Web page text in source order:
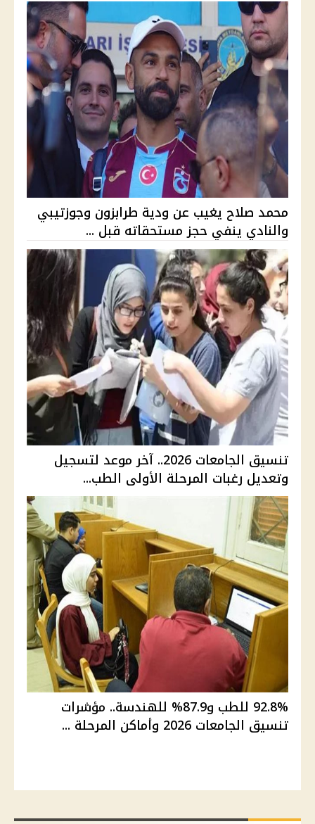
محمد صلاح يغيب عن ودية طرابزون وجوزتيبي
والنادي ينفي حجز مستحقاته قبل ...
تنسيق الجامعات 2026.. آخر موعد لتسجيل
وتعديل رغبات المرحلة الأولى الطب...
92.8% للطب و87.9% للهندسة.. مؤشرات
تنسيق الجامعات 2026 وأماكن المرحلة ...